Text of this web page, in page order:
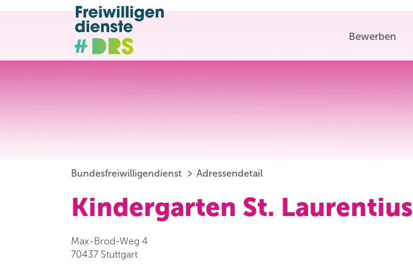
Bewerben
Bundesfreiwilligendienst Adressendetail
Kindergarten St. Laurentius
Max-Brod-Weg 4
70437 Stuttgart